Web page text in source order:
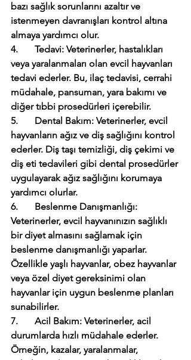
bazı sağlık sorunlarını azaltır ve
istenmeyen davranışları kontrol altına
almaya yardımcı olur.
4.       Tedavi: Veterinerler, hastalıkları
veya yaralanmaları olan evcil hayvanları
tedavi ederler. Bu, ilaç tedavisi, cerrahi
müdahale, pansuman, yara bakımı ve
diğer tıbbi prosedürleri içerebilir.
5.       Dental Bakım: Veterinerler, evcil
hayvanların ağız ve diş sağlığını kontrol
ederler. Diş taşı temizliği, diş çekimi ve
diş eti tedavileri gibi dental prosedürler
uygulayarak ağız sağlığını korumaya
yardımcı olurlar.
6.       Beslenme Danışmanlığı:
Veterinerler, evcil hayvanınızın sağlıklı
bir diyet almasını sağlamak için
beslenme danışmanlığı yaparlar.
Özellikle yaşlı hayvanlar, obez hayvanlar
veya özel diyet gereksinimi olan
hayvanlar için uygun beslenme planları
sunabilirler.
7.       Acil Bakım: Veterinerler, acil
durumlarda hızlı müdahale ederler.
Örneğin, kazalar, yaralanmalar,